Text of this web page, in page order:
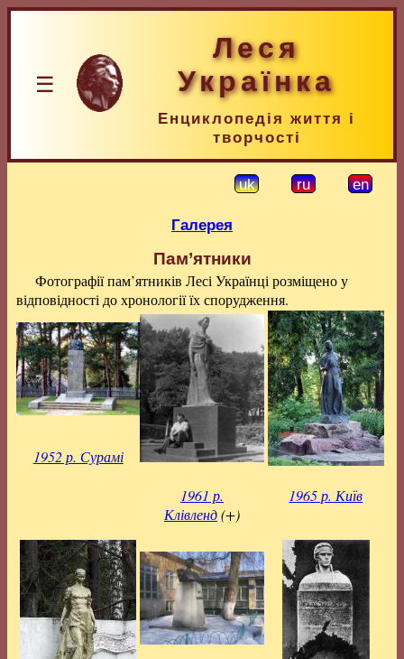
☰
Леся
Українка
Енциклопедія життя і
творчості
uk ru en
Галерея
Пам’ятники
Фотографії пам’ятників Лесі Українці розміщено у
відповідності до хронології їх спорудження.
1952 р. Сурамі
1961 р.
Клівленд(+)
1965 р. Київ